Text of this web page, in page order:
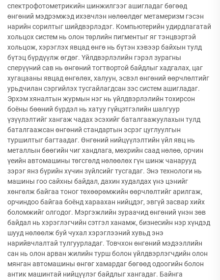
спектрофотометрикийн шинжилгээг ашигладаг бөгөөд
өнгөний мэдрэмжэд ихэвчлэн нөлөөлдөг метамеризм гэсэн
нарийн сорилтыг шийдвэрлэдэг. Компьютерийн удирдлагатай
хольцох систем нь олон төрлийн пигментыг яг тэнцвэртэй
хольцож, хэрэглэх явцад өнгө нь бүтэн хэвээр байхын тулд
бүтэц бүрдүүлж өгдөг. Үйлдвэрлэлийн гэрэл зурагны
сперүүний сав нь өнгөний тогтвортой байдлыг хадгалах, цаг
хугацааны явцад өнгөлөх, халуун, эсвэл өнгөний өөрчлөлтийг
урьдчилан сэргийлэх тусгайлагдсан зэс систем ашигладаг.
Эрхэм хяналтын журмын нэг нь үйлдвэрлэлийн тохирсон
боёны бөөний бүрдэл нь хатуу гүйцэтгэлийн шалгуур
үзүүлэлтийг хангаж чадах эсэхийг баталгаажуулахын тулд
баталгаажсан өнгөний стандартын эсрэг цуглуулгын
туршилтыг багтаадаг. Өнгөний нийцүүлэлтийн үйл явц нь
металлын бөөгийн чиг хандлага, мөхрийн саад нөлөө, орчин
үеийн автомашины төгсгөлд нөлөөлөх гүн шинж чанарууд
зэрэг янз бүрийн хүчин зүйлсийг тусгадаг. Энэ технологи нь
машины гоо сайхны байдал, дахин худалдах үнэ цэнийг
хөнгөлж байгаа тоног төхөөрөмжийн өөрчлөлтийг арилгаж,
орчиндоо байгаа боёнд хараахан нийцдэг, эвгүй засвар хийх
боломжийг олгодог. Мэргэжлийн зураачид өнгөний үнэн зөв
байдал нь хэрэглэгчийн сэтгэл ханамж, бизнесийн нэр хүндэд
шууд нөлөөлж буй чухал хэрэглээний хувьд энэ
нарийвчлалтай тулгуурладаг. Товчхон өнгөний мэдээллийн
сан нь олон арван жилийн турш болон үйлдвэрлэгчдийн олон
мянган автомашины өнгөг хамардаг бөгөөд одоогийн болон
антик машинтай нийцүүлэг байдлыг хангадаг. Байнга